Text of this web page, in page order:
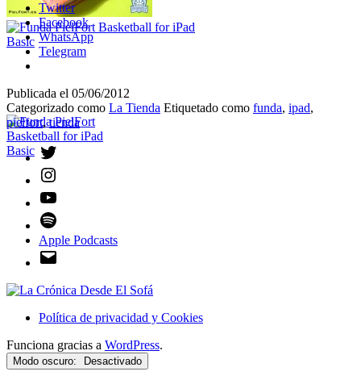
Twitter
Facebook
WhatsApp
Telegram
Publicada el 05/06/2012
Categorizado como La Tienda Etiquetado como funda, ipad,
pielfort,tienda
Apple Podcasts
Política de privacidad y Cookies
Funciona gracias a WordPress.
Modo oscuro: